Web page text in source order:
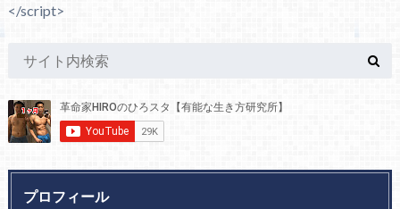
</script>
プロフィール